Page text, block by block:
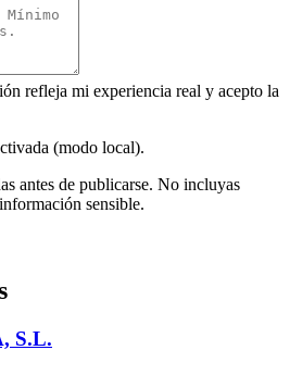
refleja mi experiencia real y acepto la
(modo local).
antes de publicarse. No incluyas
sensible.
S.L.